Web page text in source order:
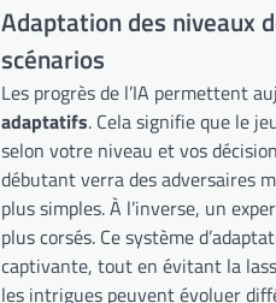
Adaptation des niveaux
scénarios
Les progrès de l’IA permettent
adaptatifs. Cela signifie que le
selon votre niveau et vos
débutant verra des adversaires
plus simples. À l’inverse, un
plus corsés. Ce système
captivante, tout en évitant la
les intrigues peuvent évoluer